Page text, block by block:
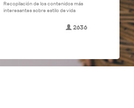
Recopilación de los contenidos más
interesantes sobre estilo de vida
2636